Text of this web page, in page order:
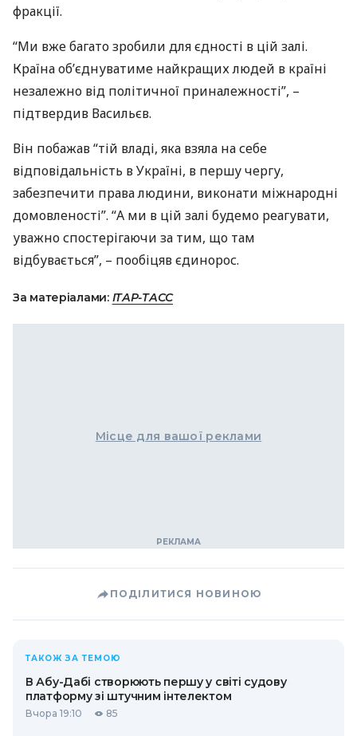
фракції.
“Ми вже багато зробили для єдності в цій залі.
Країна об’єднуватиме найкращих людей в країні
незалежно від політичної приналежності”, –
підтвердив Васильєв.
Він побажав “тій владі, яка взяла на себе
відповідальність в Україні, в першу чергу,
забезпечити права людини, виконати міжнародні
домовленості”. “А ми в цій залі будемо реагувати,
уважно спостерігаючи за тим, що там
відбувається”, – пообіцяв єдинорос.
За матеріалами: ІТАР-ТАСС
Місце для вашої реклами
ПОДІЛИТИСЯ НОВИНОЮ
ТАКОЖ ЗА ТЕМОЮ
В Абу-Дабі створюють першу у світі судову
платформу зі штучним інтелектом
Вчора 19:10 85